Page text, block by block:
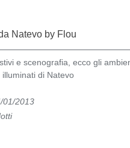
Natevo by Flou
e scenografia, ecco gli
di Natevo
01/2013